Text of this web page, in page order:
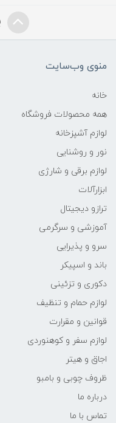
منوی وب‌سایت
خانه
همه محصولات فروشگاه
لوازم آشپزخانه
نور و روشنایی
لوازم برقی و شارژی
ابزارآلات
ترازو دیجیتال
آموزشی و سرگرمی
سرو و پذیرایی
باند و اسپیکر
دکوری و تزئینی
لوازم حمام و تنظیف
قوانین و مقرارت
لوازم سفر و کوهنوردی
اجاق و هیتر
ظروف چوبی و بامبو
درباره ما
تماس با ما